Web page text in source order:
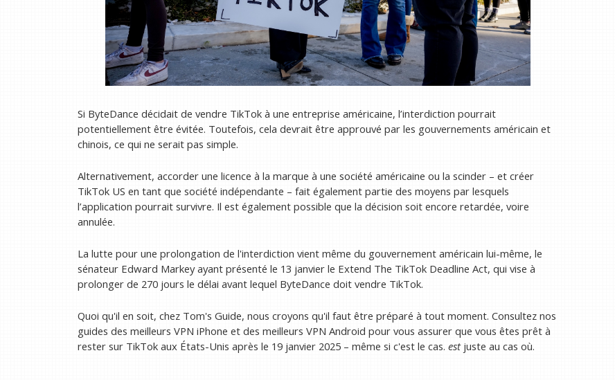
Si ByteDance décidait de vendre TikTok à une entreprise américaine, l’interdiction pourrait
potentiellement être évitée. Toutefois, cela devrait être approuvé par les gouvernements américain et
chinois, ce qui ne serait pas simple.
Alternativement, accorder une licence à la marque à une société américaine ou la scinder – et créer
TikTok US en tant que société indépendante – fait également partie des moyens par lesquels
l’application pourrait survivre. Il est également possible que la décision soit encore retardée, voire
annulée.
La lutte pour une prolongation de l'interdiction vient même du gouvernement américain lui-même, le
sénateur Edward Markey ayant présenté le 13 janvier le Extend The TikTok Deadline Act, qui vise à
prolonger de 270 jours le délai avant lequel ByteDance doit vendre TikTok.
Quoi qu'il en soit, chez Tom's Guide, nous croyons qu'il faut être préparé à tout moment. Consultez nos
guides des meilleurs VPN iPhone et des meilleurs VPN Android pour vous assurer que vous êtes prêt à
rester sur TikTok aux États-Unis après le 19 janvier 2025 – même si c'est le cas. estjuste au cas où.